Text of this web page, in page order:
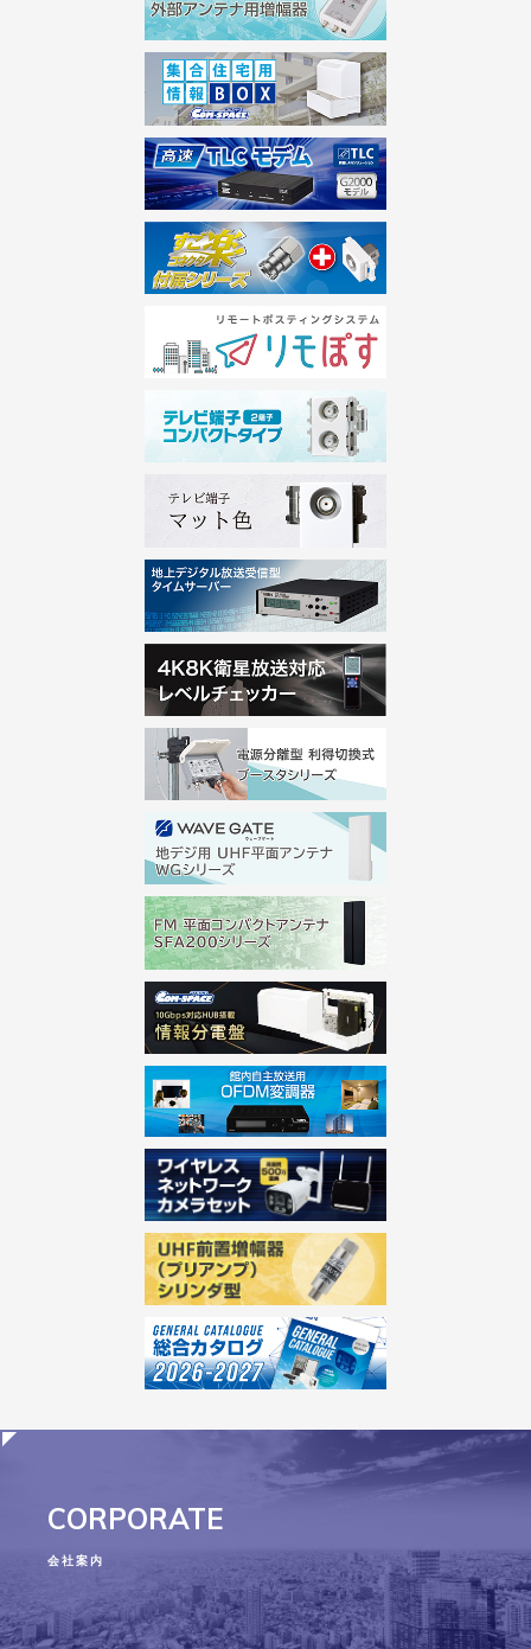
CORPORATE
会社案内